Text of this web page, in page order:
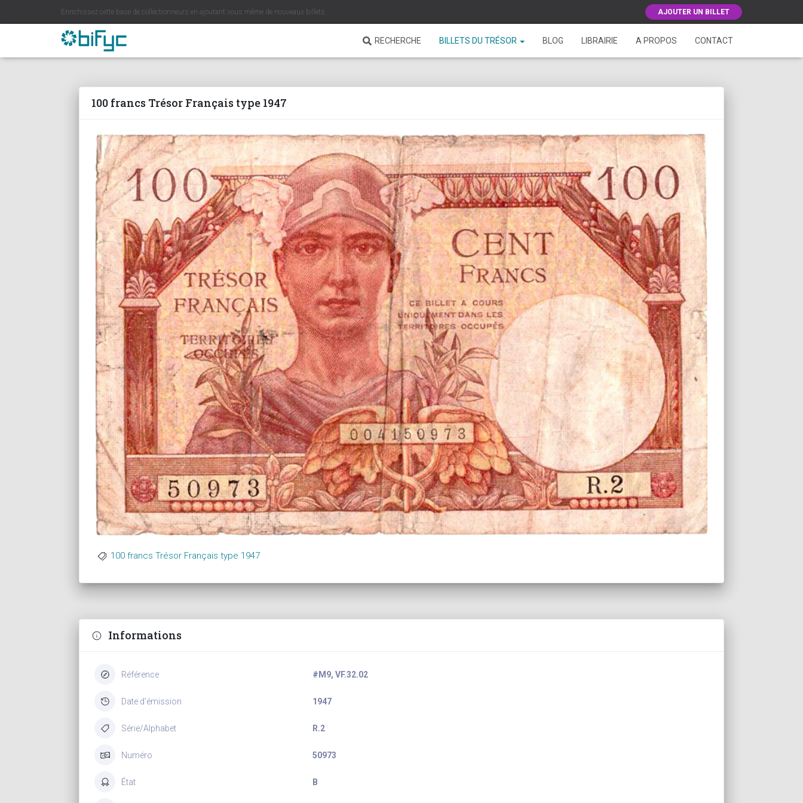
Enrichissez cette base de collectionneurs en ajoutant vous même de nouveaux billets AJOUTER UN BILLET
RECHERCHE BILLETS DU TRÉSOR BLOG LIBRAIRIE A PROPOS CONTACT
100 francs Trésor Français type 1947
100 francs Trésor Français type 1947
Informations
Référence #M9, VF.32.02
Date d'émission 1947
Série/Alphabet R.2
Numéro 50973
État B